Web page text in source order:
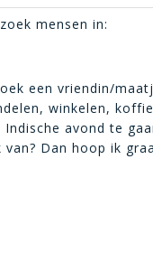
mensen in:
een vriendin/
winkelen,
Indische avond te
van? Dan hoop ik